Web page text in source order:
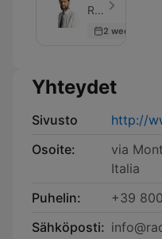
-
stampa
Radio 24 - Jakso 30
2 weeks ago
Yhteydet
Sivusto
http://
Osoite:
via
Italia
Puhelin:
+39
Sähköposti: